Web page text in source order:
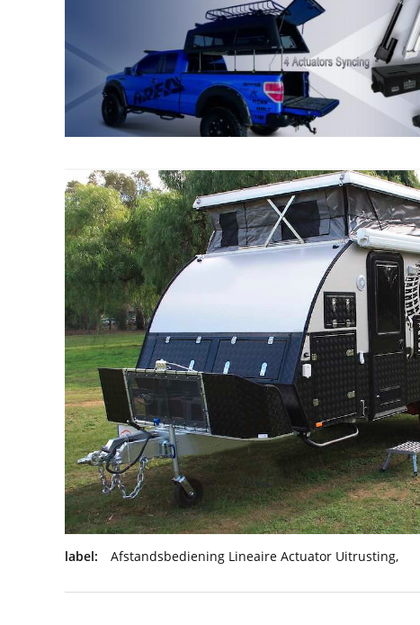
label: Afstandsbediening Lineaire Actuator Uitrusting,